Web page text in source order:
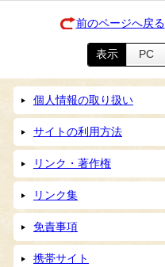
前のページへ戻る
表示 PC
個人情報の取り扱い
サイトの利用方法
リンク・著作権
リンク集
免責事項
携帯サイト